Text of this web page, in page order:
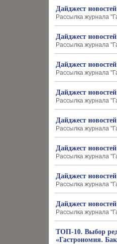
Дайджест
Рассылка журнала
Дайджест
Рассылка журнала
Дайджест
Рассылка журнала
Дайджест
Рассылка журнала
Дайджест
Рассылка журнала
Дайджест
Рассылка журнала
Дайджест
Рассылка журнала
Дайджест
Рассылка журнала
ТОП-10. Выбор
«Гастрономия.